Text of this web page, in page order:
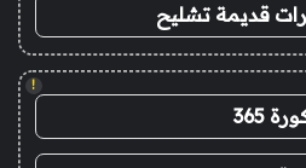
قديمة تشليح
!
365